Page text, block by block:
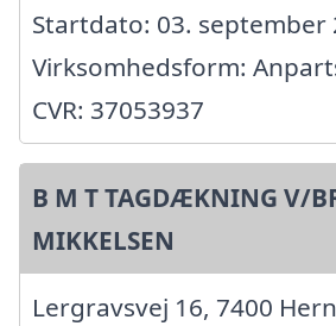
Startdato: 03. september
Virksomhedsform:
CVR: 37053937
B M T TAGDÆKNING V/
MIKKELSEN
Lergravsvej 16, 7400